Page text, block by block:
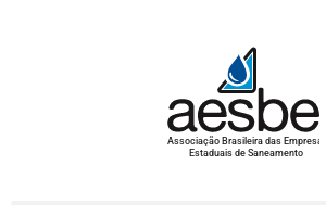
Associação Brasileira das Empresas
Estaduais de Saneamento